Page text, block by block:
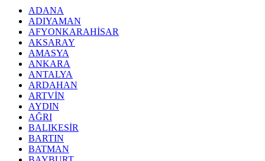
ADANA
ADIYAMAN
AFYONKARAHİSAR
AKSARAY
AMASYA
ANKARA
ANTALYA
ARDAHAN
ARTVİN
AYDIN
AĞRI
BALIKESİR
BARTIN
BATMAN